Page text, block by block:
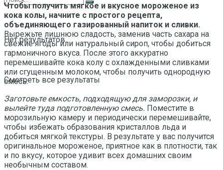
Нет результатов
Смотреть все результаты
Чтобы получить мягкое и вкусное мороженое из
кока колы, начните с простого рецепта,
объединяющего газированный напиток и сливки.
Вырежьте лишнюю сладость, заменив часть сахара на
свежие ягоды или натуральный сироп, чтобы добиться
гармоничного вкуса. После этого аккуратно
перемешивайте кока колу с охлажденными сливками
или сгущенным молоком, чтобы получить однородную
смесь.
Заготовьте емкость, подходящую для заморозки, и
вылейте туда подготовленную смесь. Поместите в
морозильную камеру и периодически перемешивайте,
чтобы избежать образования кристаллов льда и
добиться мягкой текстуры. В результате у вас получится
оригинальное мороженое, приятное как в плотности, так
и по вкусу, которое удивит всех домашних своим
необычным составом.